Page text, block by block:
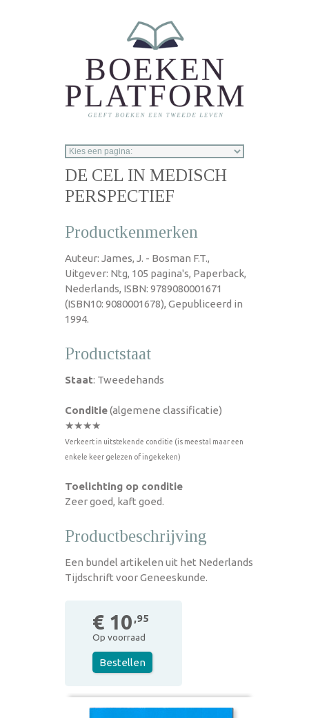
DE CEL IN MEDISCH
PERSPECTIEF
Productkenmerken
Auteur: James, J. - Bosman F.T.,
Uitgever: Ntg, 105 pagina's, Paperback,
Nederlands, ISBN: 9789080001671
(ISBN10: 9080001678), Gepubliceerd in
1994.
Productstaat
Staat: Tweedehands
Conditie(algemene classificatie)
★★★★
Verkeert in uitstekende conditie (is meestal maar een
enkele keer gelezen of ingekeken)
Toelichting op conditie
Zeer goed, kaft goed.
Productbeschrijving
Een bundel artikelen uit het Nederlands
Tijdschrift voor Geneeskunde.
€ 10 ,95
Op voorraad
Bestellen